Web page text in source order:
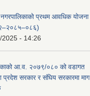
नगरपालिकाको प्रथम आवधिक योजना
2025 - 14:26
आ.व. २०७९/०८० को वडागत
प्रदेश सरकार र संघिय सरकारमा माग